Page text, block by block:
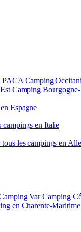
PACA Camping
Camping
Espagne
campings en Italie
les campings en
Var Camping
en Charente-Maritime